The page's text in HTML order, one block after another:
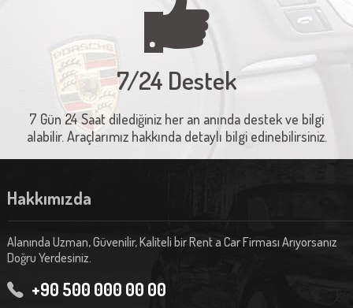
7/24 Destek
7 Gün 24 Saat dilediğiniz her an anında destek ve bilgi
alabilir. Araçlarımız hakkında detaylı bilgi edinebilirsiniz.
Hakkımızda
Alanında Uzman, Güvenilir, Kaliteli bir Rent a Car Firması Arıyorsanız
Doğru Yerdesiniz.
+90 500 000 00 00